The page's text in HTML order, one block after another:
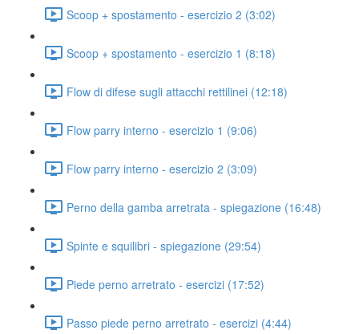
Scoop + spostamento - esercizio 2 (3:02)
Scoop + spostamento - esercizio 1 (8:18)
Flow di difese sugli attacchi rettilinei (12:18)
Flow parry interno - esercizio 1 (9:06)
Flow parry interno - esercizio 2 (3:09)
Perno della gamba arretrata - spiegazione (16:48)
Spinte e squilibri - spiegazione (29:54)
Piede perno arretrato - esercizi (17:52)
Passo piede perno arretrato - esercizi (4:44)